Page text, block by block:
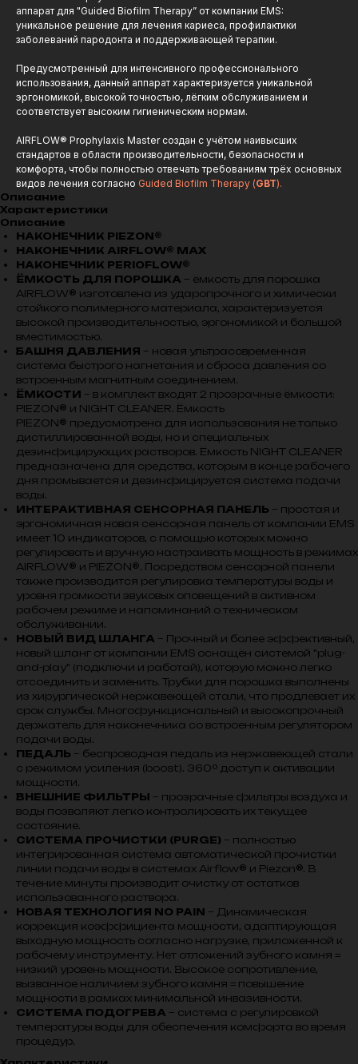
аппарат для "Guided Biofilm Therapy” от компании EMS:
уникальное решение для лечения кариеса, профилактики
заболеваний пародонта и поддерживающей терапии.
Предусмотренный для интенсивного профессионального
использования, данный аппарат характеризуется уникальной
эргономикой, высокой точностью, лёгким обслуживанием и
соответствует высоким гигиеническим нормам.
AIRFLOW® Prophylaxis Master создан с учётом наивысших
стандартов в области производительности, безопасности и
комфорта, чтобы полностью отвечать требованиям трёх основных
видов лечения согласно Guided Biofilm Therapy (GBT).
Описание
Характеристики
Описание
НАКОНЕЧНИК РIEZON®
НАКОНЕЧНИК АIRFLOW® MAX
НАКОНЕЧНИК РERIOFLOW®
ЁМКОСТЬ ДЛЯ ПОРОШКА – ёмкость для порошка
AIRFLOW® изготовлена из ударопрочного и химически
стойкого полимерного материала, характеризуется
высокой производительностью, эргономикой и большой
вместимостью.
БАШНЯ ДАВЛЕНИЯ – новая ультрасовременная
система быстрого нагнетания и сброса давления со
встроенным магнитным соединением.
ЁМКОСТИ – в комплект входят 2 прозрачные ёмкости:
PIEZON® и NIGHT CLEANER. Ёмкость
PIEZON® предусмотрена для использования не только
дистиллированной воды, но и специальных
дезинфицирующих растворов. Ёмкость NIGHT CLEANER
предназначена для средства, которым в конце рабочего
дня промывается и дезинфицируется система подачи
воды.
ИНТЕРАКТИВНАЯ СЕНСОРНАЯ ПАНЕЛЬ – простая и
эргономичная новая сенсорная панель от компании EMS
имеет 10 индикаторов, с помощью которых можно
регулировать и вручную настраивать мощность в режимах
AIRFLOW® и PIEZON®. Посредством сенсорной панели
также производится регулировка температуры воды и
уровня громкости звуковых оповещений в активном
рабочем режиме и напоминаний о техническом
обслуживании.
НОВЫЙ ВИД ШЛАНГА – Прочный и более эффективный,
новый шланг от компании EMS оснащён системой "plug-
and-play" (подключи и работай), которую можно легко
отсоединить и заменить. Трубки для порошка выполнены
из хирургической нержавеющей стали, что продлевает их
срок службы. Многофункциональный и высокопрочный
держатель для наконечника со встроенным регулятором
подачи воды.
ПЕДАЛЬ – беспроводная педаль из нержавеющей стали
с режимом усиления (boost). 360º доступ к активации
мощности.
ВНЕШНИЕ ФИЛЬТРЫ – прозрачные фильтры воздуха и
воды позволяют легко контролировать их текущее
состояние.
СИСТЕМА ПРОЧИСТКИ (РURGE) – полностью
интегрированная система автоматической прочистки
линии подачи воды в системах Airflow® и Piezon®. В
течение минуты производит очистку от остатков
использованного раствора.
НОВАЯ ТЕХНОЛОГИЯ NO PAIN – Динамическая
коррекция коэффициента мощности, адаптирующая
выходную мощность согласно нагрузке, приложенной к
рабочему инструменту. Нет отложений зубного камня =
низкий уровень мощности. Высокое сопротивление,
вызванное наличием зубного камня = повышение
мощности в рамках минимальной инвазивности.
СИСТЕМА ПОДОГРЕВА – система с регулировкой
температуры воды для обеспечения комфорта во время
процедур.